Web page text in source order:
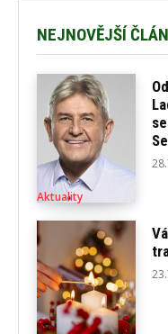
NEJNOVĚJŠÍ
Aktuality